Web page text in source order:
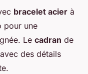
bracelet acier à
pour une
Le cadran de
des détails